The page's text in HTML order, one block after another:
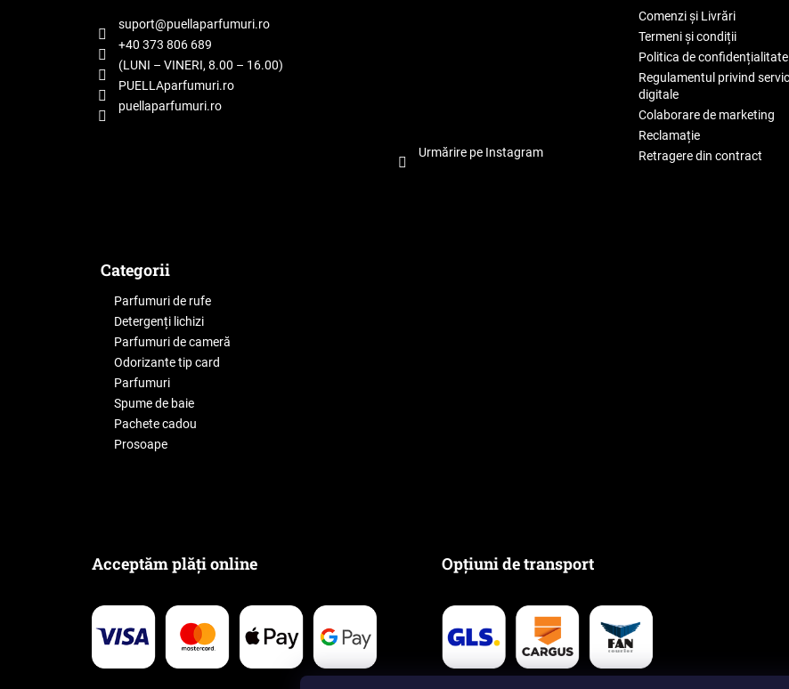
suport@puellaparfumuri.ro
+40 373 806 689
(LUNI – VINERI, 8.00 – 16.00)
PUELLAparfumuri.ro
puellaparfumuri.ro
Urmărire pe Instagram
Comenzi și Livrări
Termeni și condiții
Politica de confidențialitate
Regulamentul privind
digitale
Colaborare de marketing
Reclamație
Retragere din contract
Categorii
Parfumuri de rufe
Detergenți lichizi
Parfumuri de cameră
Odorizante tip card
Parfumuri
Spume de baie
Pachete cadou
Prosoape
Acceptăm plăți online Opțiuni de transport